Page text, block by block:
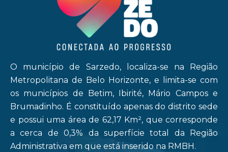
O município de Sarzedo, localiza-se na Região
Metropolitana de Belo Horizonte, e limita-se com
os municípios de Betim, Ibirité, Mário Campos e
Brumadinho. É constituído apenas do distrito sede
e possui uma área de 62,17 Km², que corresponde
a cerca de 0,3% da superfície total da Região
Administrativa em que está inserido na RMBH.